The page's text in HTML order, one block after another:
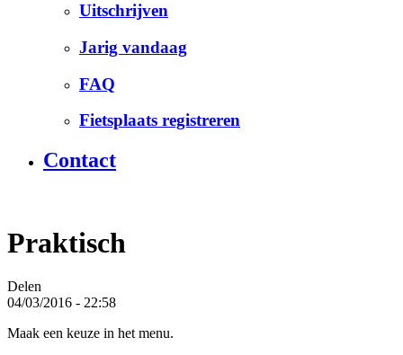
Uitschrijven
Jarig vandaag
FAQ
Fietsplaats registreren
Contact
Praktisch
Delen
04/03/2016 - 22:58
Maak een keuze in het menu.